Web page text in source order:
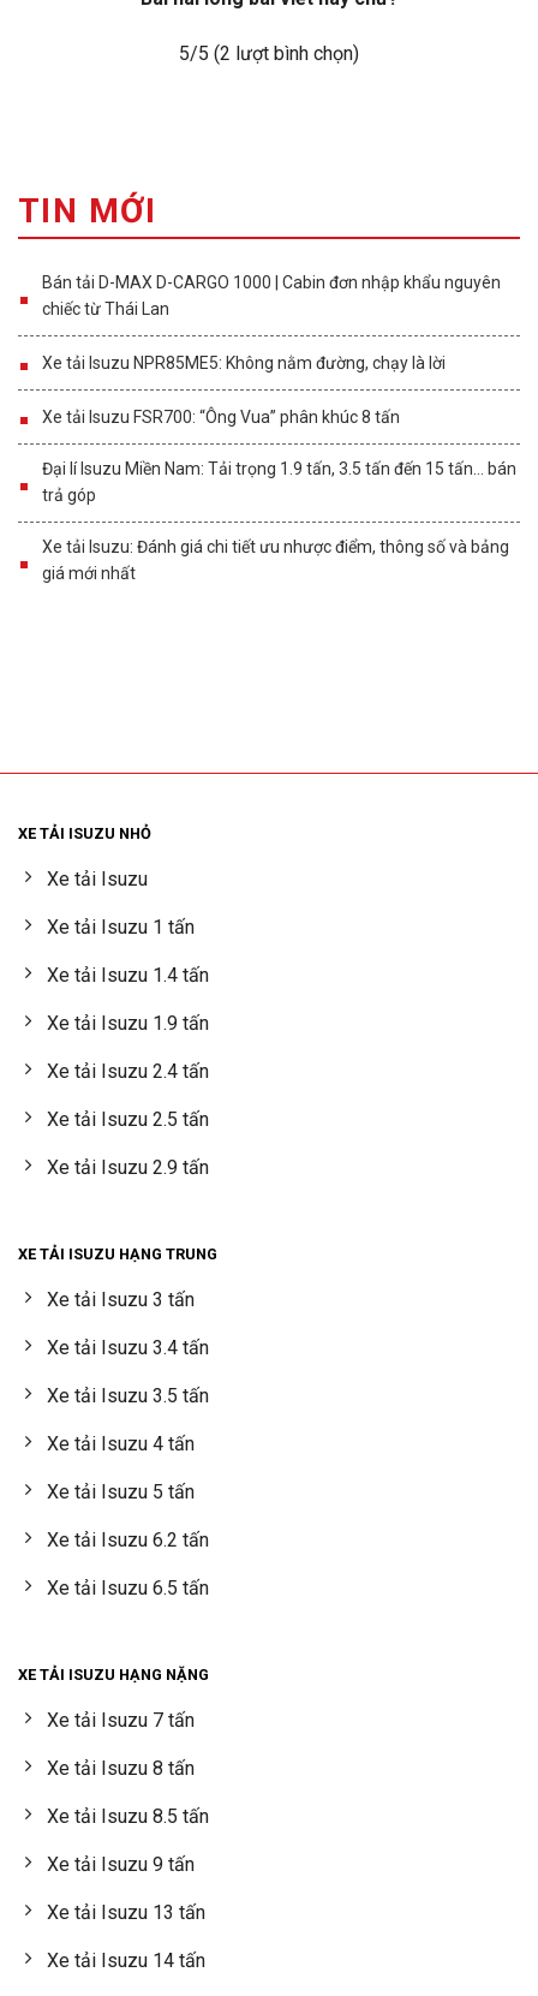
5/5 (2 lượt bình chọn)
TIN MỚI
Bán tải D-MAX D-CARGO 1000 | Cabin đơn nhập khẩu nguyên
chiếc từ Thái Lan
Xe tải Isuzu NPR85ME5: Không nằm đường, chạy là lời
Xe tải Isuzu FSR700: “Ông Vua” phân khúc 8 tấn
Đại lí Isuzu Miền Nam: Tải trọng 1.9 tấn, 3.5 tấn đến 15 tấn… bán
trả góp
Xe tải Isuzu: Đánh giá chi tiết ưu nhược điểm, thông số và bảng
giá mới nhất
XE TẢI ISUZU NHỎ
Xe tải Isuzu
Xe tải Isuzu 1 tấn
Xe tải Isuzu 1.4 tấn
Xe tải Isuzu 1.9 tấn
Xe tải Isuzu 2.4 tấn
Xe tải Isuzu 2.5 tấn
Xe tải Isuzu 2.9 tấn
XE TẢI ISUZU HẠNG TRUNG
Xe tải Isuzu 3 tấn
Xe tải Isuzu 3.4 tấn
Xe tải Isuzu 3.5 tấn
Xe tải Isuzu 4 tấn
Xe tải Isuzu 5 tấn
Xe tải Isuzu 6.2 tấn
Xe tải Isuzu 6.5 tấn
XE TẢI ISUZU HẠNG NẶNG
Xe tải Isuzu 7 tấn
Xe tải Isuzu 8 tấn
Xe tải Isuzu 8.5 tấn
Xe tải Isuzu 9 tấn
Xe tải Isuzu 13 tấn
Xe tải Isuzu 14 tấn